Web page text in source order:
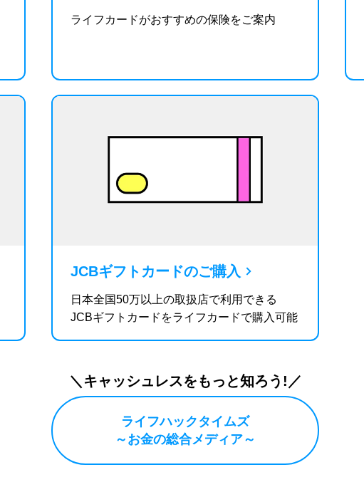
ライフカードがおすすめの保険をご案内
JCBギフトカードのご購入
日本全国50万以上の取扱店で利用できる
JCBギフトカードをライフカードで購入可能
＼キャッシュレスをもっと知ろう!／
ライフハックタイムズ
～お金の総合メディア～